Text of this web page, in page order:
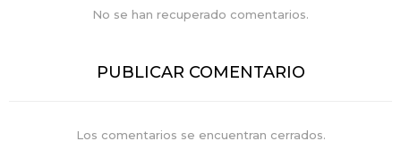
No se han recuperado comentarios.
PUBLICAR COMENTARIO
Los comentarios se encuentran cerrados.